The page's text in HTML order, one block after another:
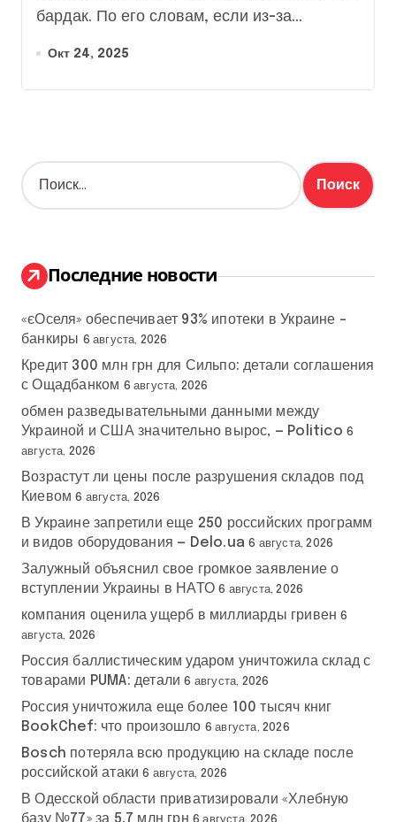
бардак. По его словам, если из-за...
Окт 24, 2025
Н
а
:
Последние новости
«єОселя» обеспечивает 93% ипотеки в Украине –
банкиры 6 августа, 2026
Кредит 300 млн грн для Сильпо: детали соглашения
с Ощадбанком 6 августа, 2026
обмен разведывательными данными между
Украиной и США значительно вырос, — Politico 6
августа, 2026
Возрастут ли цены после разрушения складов под
Киевом 6 августа, 2026
В Украине запретили еще 250 российских программ
и видов оборудования — Delo.ua 6 августа, 2026
Залужный объяснил свое громкое заявление о
вступлении Украины в НАТО 6 августа, 2026
компания оценила ущерб в миллиарды гривен 6
августа, 2026
Россия баллистическим ударом уничтожила склад с
товарами PUMA: детали 6 августа, 2026
Россия уничтожила еще более 100 тысяч книг
BookChef: что произошло 6 августа, 2026
Bosch потеряла всю продукцию на складе после
российской атаки 6 августа, 2026
В Одесской области приватизировали «Хлебную